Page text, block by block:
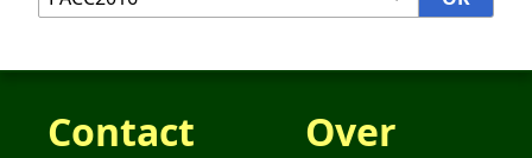
Contact Over